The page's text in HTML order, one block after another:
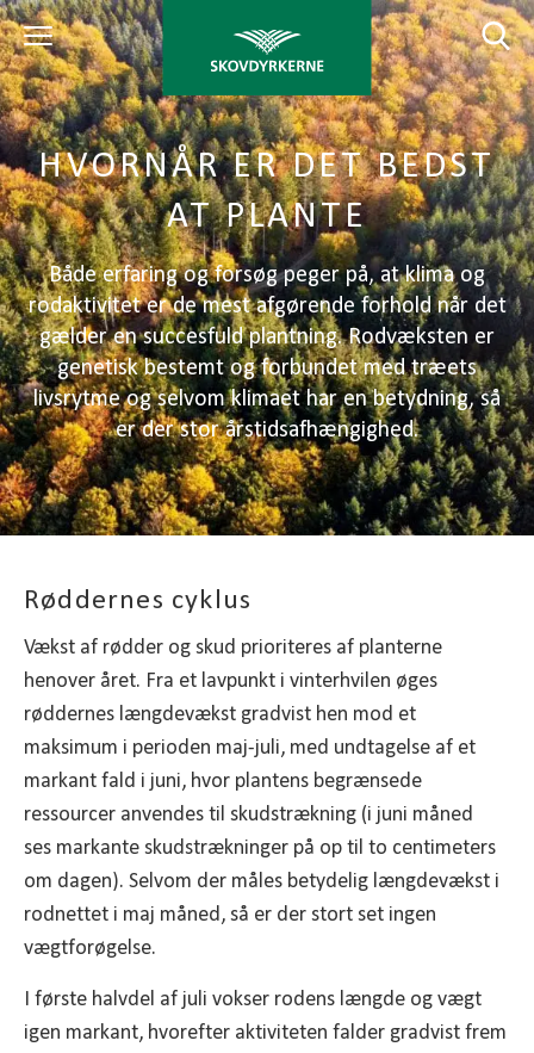
HVORNÅR ER DET BEDST
AT PLANTE
Både erfaring og forsøg peger på, at klima og
rodaktivitet er de mest afgørende forhold når det
gælder en succesfuld plantning. Rodvæksten er
genetisk bestemt og forbundet med træets
livsrytme og selvom klimaet har en betydning, så
er der stor årstidsafhængighed.
Røddernes cyklus
Vækst af rødder og skud prioriteres af planterne
henover året. Fra et lavpunkt i vinterhvilen øges
røddernes længdevækst gradvist hen mod et
maksimum i perioden maj-juli, med undtagelse af et
markant fald i juni, hvor plantens begrænsede
ressourcer anvendes til skudstrækning (i juni måned
ses markante skudstrækninger på op til to centimeters
om dagen). Selvom der måles betydelig længdevækst i
rodnettet i maj måned, så er der stort set ingen
vægtforøgelse.
I første halvdel af juli vokser rodens længde og vægt
igen markant, hvorefter aktiviteten falder gradvist frem